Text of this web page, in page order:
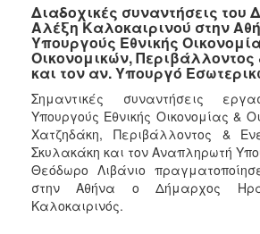
2022
2021
2020
2019
2018
2017
2016
2015
Διαδοχικές συναντήσεις του
Αλέξη Καλοκαιρινού στην
Υπουργούς Εθνικής
Οικονομικών, Περιβάλλοντος
και τον αν. Υπουργό
Σημαντικές συναντήσεις
Υπουργούς Εθνικής Οικονομίας &
Χατζηδάκη, Περιβάλλοντος &
Σκυλακάκη και τον Αναπληρωτή
Θεόδωρο Λιβάνιο
στην Αθήνα ο Δήμαρχος
Καλοκαιρινός.